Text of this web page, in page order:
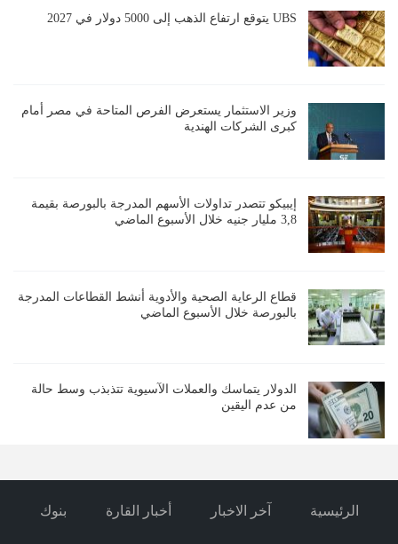
UBS يتوقع ارتفاع الذهب إلى 5000 دولار في 2027
وزير الاستثمار يستعرض الفرص المتاحة في مصر أمام
كبرى الشركات الهندية
إيبيكو تتصدر تداولات الأسهم المدرجة بالبورصة بقيمة
3,8 مليار جنيه خلال الأسبوع الماضي
قطاع الرعاية الصحية والأدوية أنشط القطاعات المدرجة
بالبورصة خلال الأسبوع الماضي
الدولار يتماسك والعملات الآسيوية تتذبذب وسط حالة
من عدم اليقين
الرئيسية آخر الاخبار أخبار القارة بنوك